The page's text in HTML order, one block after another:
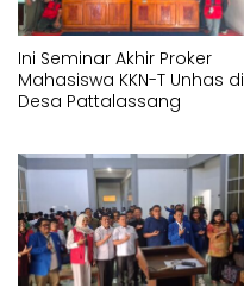
Ini Seminar Akhir Proker
Mahasiswa KKN-T Unhas di
Desa Pattalassang